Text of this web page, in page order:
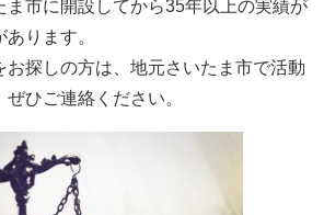
ま市に開設してから35年以上の実績が
ります。
お探しの方は、地元さいたま市で活動
ひご連絡ください。